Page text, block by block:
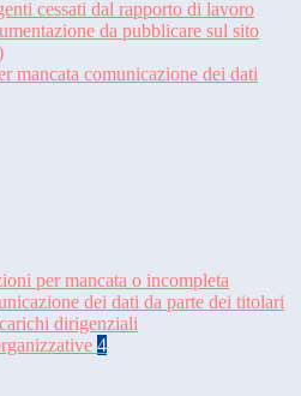
cessati dal rapporto di lavoro
da pubblicare sul sito
mancata comunicazione dei dati
per mancata o incompleta
dei dati da parte dei titolari
dirigenziali
4